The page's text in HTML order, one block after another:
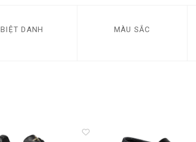
BIỆT DANH MÀU SẮC